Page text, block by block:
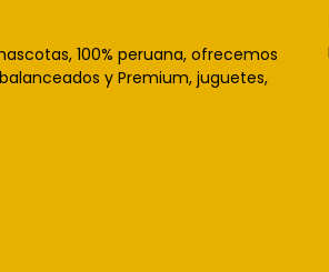
100% peruana, ofrecemos
y Premium, juguetes,